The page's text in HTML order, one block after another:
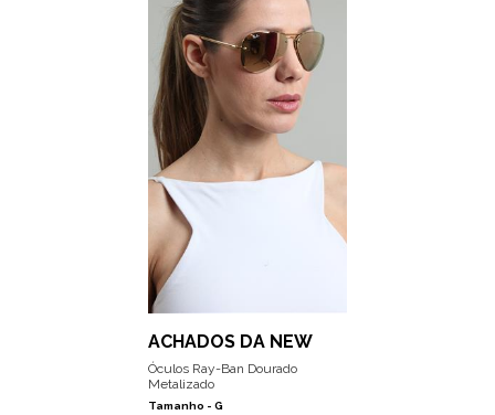
ACHADOS DA NEW
Óculos Ray-Ban Dourado
Metalizado
Tamanho - G